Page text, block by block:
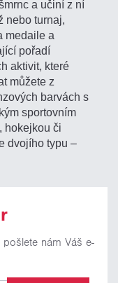
a učiní z ní
nebo turnaj,
medaile a
pořadí
aktivit, které
můžete z
barvách s
sportovním
hokejkou či
dvojího typu –
nám Váš e-